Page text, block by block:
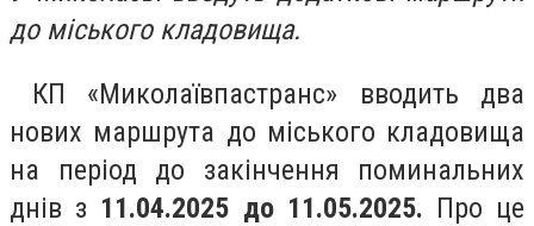
до міського кладовища.
КП «Миколаївпастранс» вводить два
нових маршрута до міського кладовища
на період до закінчення поминальних
днів з 11.04.2025 до 11.05.2025. Про це